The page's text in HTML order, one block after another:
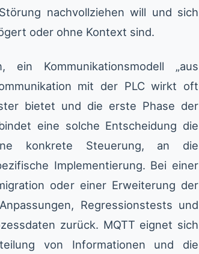
nachvollziehen will und sich
oder ohne Kontext sind.
Kommunikationsmodell „aus
mit der PLC wirkt oft
bietet und die erste Phase der
eine solche Entscheidung die
konkrete Steuerung, an die
Implementierung. Bei einer
oder einer Erweiterung der
Regressionstests und
zurück. MQTT eignet sich
von Informationen und die